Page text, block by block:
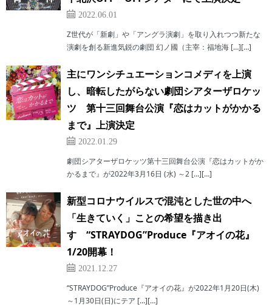
2022.06.01
Z世代が「新劇」や「アングラ演劇」を取り入れつつ新たな
演劇を創る新進気鋭の劇団 幻ノ國（主宰：福地海 […][…]
主にワンシチュエーションコメディを上演
し、暗転したがらない劇団シアターザロケッ
ツ 第十三回舞台公演『恋はカットがかかる
まで』上演決定
2022.01.29
劇団シアターザロケッツ第十三回舞台公演『恋はカットがか
かるまで』が2022年3月16日 (水) ～2 […][…]
新型コロナウイルスで混沌とした世の中へ
「生きていく」ことの希望を描き出
す “STRAYDOG”Produce『アオイの花』
1/20開幕！
2021.12.27
“STRAYDOG”Produce『アオイの花』が2022年1月20日(木)
～1月30日(日)にテア […][…]